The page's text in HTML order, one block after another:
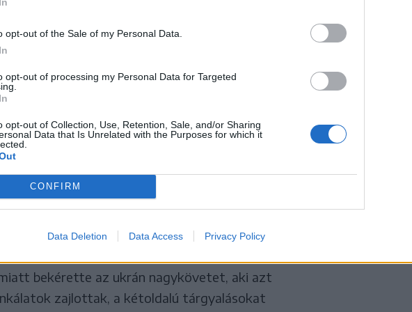
opt-out of the Sale of my Personal Data.
opt-out of processing my Personal Data for Targeted
opt-out of Collection, Use, Retention, Sale, and/or Sharing
Data that Is Unrelated with the Purposes for which it
CONFIRM
Data Deletion Data Access Privacy Policy
szempontokkal magyarázza, hogy ellenzi
a háttérben az is ott van, hogy
hajózási útvonallá
a forgalmat a Duna
amivel az ország jelentős
el.
bekérette az ukrán nagykövetet, aki azt
zajlottak, a kétoldalú tárgyalásokat